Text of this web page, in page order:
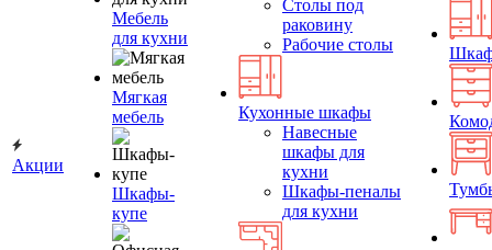
Акции
Мебель
для кухни
Мягкая
мебель
Шкафы-
купе
Столы под
раковину
Рабочие столы
Кухонные шкафы
Навесные
шкафы для
кухни
Шкафы-пеналы
для кухни